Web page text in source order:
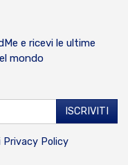
e ricevi le ultime
mondo
Privacy Policy